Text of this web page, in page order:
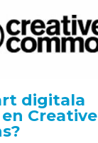
digitala
Creative